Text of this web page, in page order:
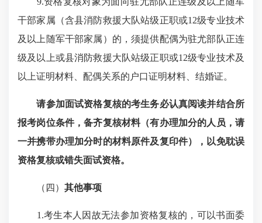
干部家属（含县消防救援大队站级正职或12级专业技术
及以上随军干部家属）的，须提供配偶为驻尤部队正连
级及以上或县消防救援大队站级正职或12级专业技术及
以上证明材料、配偶关系的户口证明材料、结婚证。
请参加面试资格复核的考生务必认真阅读并结合所
报考岗位条件，备齐复核材料（有办理加分的人员，请
一并携带办理加分时的材料原件及复印件），以免耽误
资格复核或错失面试资格。
（四） 其他事项
1.考生本人因故无法参加资格复核的，可以书面委